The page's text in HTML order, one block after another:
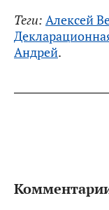
Теги: Алексей
Андрей.